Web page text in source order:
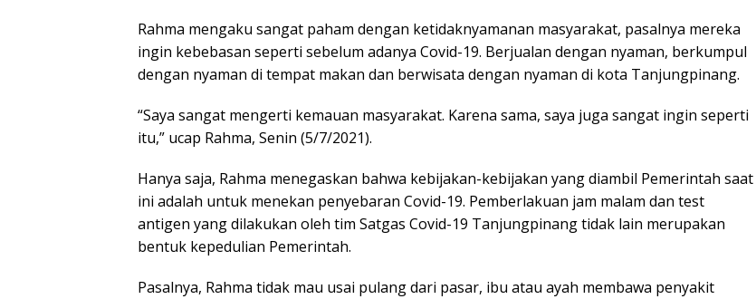
Rahma mengaku sangat paham dengan ketidaknyamanan masyarakat, pasalnya mereka
ingin kebebasan seperti sebelum adanya Covid-19. Berjualan dengan nyaman, berkumpul
dengan nyaman di tempat makan dan berwisata dengan nyaman di kota Tanjungpinang.
“Saya sangat mengerti kemauan masyarakat. Karena sama, saya juga sangat ingin seperti
itu,” ucap Rahma, Senin (5/7/2021).
Hanya saja, Rahma menegaskan bahwa kebijakan-kebijakan yang diambil Pemerintah saat
ini adalah untuk menekan penyebaran Covid-19. Pemberlakuan jam malam dan test
antigen yang dilakukan oleh tim Satgas Covid-19 Tanjungpinang tidak lain merupakan
bentuk kepedulian Pemerintah.
Pasalnya, Rahma tidak mau usai pulang dari pasar, ibu atau ayah membawa penyakit